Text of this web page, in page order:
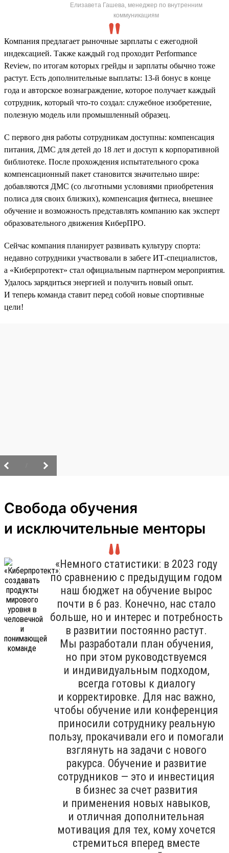
Елизавета Гашева, менеджер по внутренним
коммуникациям
Компания предлагает рыночные зарплаты с ежегодной
индексацией. Также каждый год проходит Performance
Review, по итогам которых грейды и зарплаты обычно тоже
растут. Есть дополнительные выплаты: 13-й бонус в конце
года и авторское вознаграждение, которое получает каждый
сотрудник, который что-то создал: служебное изобретение,
полезную модель или промышленный образец.
С первого дня работы сотрудникам доступны: компенсация
питания, ДМС для детей до 18 лет и доступ к корпоративной
библиотеке. После прохождения испытательного срока
компенсационный пакет становится значительно шире:
добавляются ДМС (со льготными условиями приобретения
полиса для своих близких), компенсация фитнеса, внешнее
обучение и возможность представлять компанию как эксперт
образовательного движения КиберПРО.
Сейчас компания планирует развивать культуру спорта:
недавно сотрудники участвовали в забеге ИТ-специалистов,
а «Киберпротект» стал официальным партнером мероприятия.
Удалось зарядиться энергией и получить новый опыт.
И теперь команда ставит перед собой новые спортивные
цели!
Свобода обучения
и исключительные менторы
«Немного статистики: в 2023 году
по сравнению с предыдущим годом
наш бюджет на обучение вырос
почти в 6 раз. Конечно, нас стало
больше, но и интерес и потребность
в развитии постоянно растут.
Мы разработали план обучения,
но при этом руководствуемся
и индивидуальным подходом,
всегда готовы к диалогу
и корректировке. Для нас важно,
чтобы обучение или конференция
приносили сотруднику реальную
пользу, прокачивали его и помогали
взглянуть на задачи с нового
ракурса. Обучение и развитие
сотрудников — это и инвестиция
в бизнес за счет развития
и применения новых навыков,
и отличная дополнительная
мотивация для тех, кому хочется
стремиться вперед вместе